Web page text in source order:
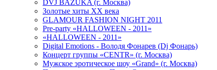
DVJ BAZUKA (г. Москва)
Золотые хиты XX века
GLAMOUR FASHION NIGHT 2011
Pre-party «HALLOWEEN - 2011»
«HALLOWEEN - 2011»
Digital Emotions - Володя Фонарев (Dj Фонарь)
Концерт группы «CENTR» (г. Москва)
Мужское эротическое шоу «Grand» (г. Москва)